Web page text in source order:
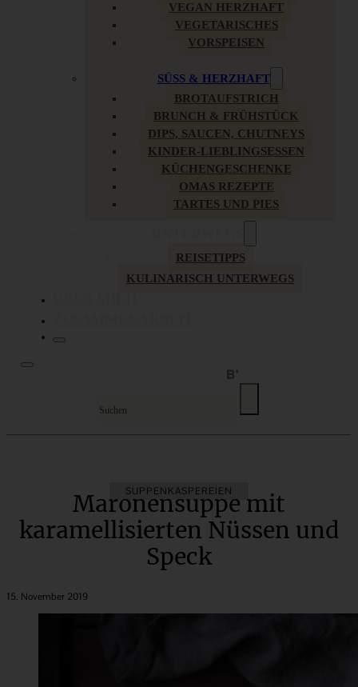
VEGAN HERZHAFT
VEGETARISCHES
VORSPEISEN
SÜSS & HERZHAFT
BROTAUFSTRICH
BRUNCH & FRÜHSTÜCK
DIPS, SAUCEN, CHUTNEYS
KINDER-LIEBLINGSESSEN
KÜCHENGESCHENKE
OMAS REZEPTE
TARTES UND PIES
REISETIPPS
KULINARISCH UNTERWEGS
SUPPENKASPEREIEN
Maronensuppe mit
karamellisierten Nüssen und
Speck
15. November 2019